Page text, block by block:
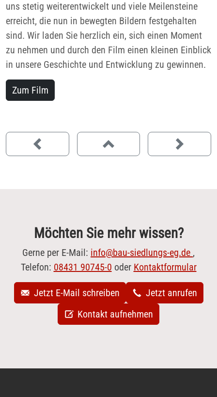
uns stetig weiterentwickelt und viele Meilensteine
erreicht, die nun in bewegten Bildern festgehalten
sind. Wir laden Sie herzlich ein, sich einen Moment
zu nehmen und durch den Film einen kleinen Einblick
in unsere Geschichte und Entwicklung zu gewinnen.
Zum Film
Möchten Sie mehr wissen?
Gerne per E-Mail: info@bau-siedlungs-eg.de ,
Telefon: 08431 90745-0 oder Kontaktformular
Jetzt E-Mail schreiben
Jetzt anrufen
Kontakt aufnehmen